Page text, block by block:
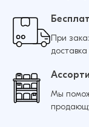
При
Мы